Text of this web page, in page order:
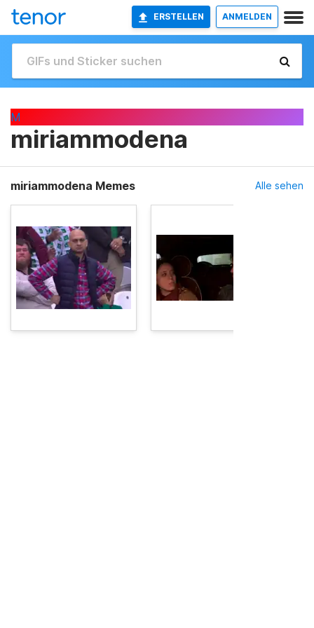
ERSTELLEN ANMELDEN
M
miriammodena
miriammodena Memes Alle sehen